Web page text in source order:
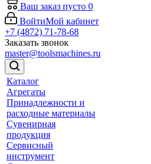
Ваш заказ пусто 0
ВойтиМой кабинет
+7 (4872) 71-78-68
Заказать звонок
master@toolsmachines.ru
Каталог
Агрегаты
Принадлежности и
расходные материалы
Сувенирная
продукция
Сервисный
инструмент